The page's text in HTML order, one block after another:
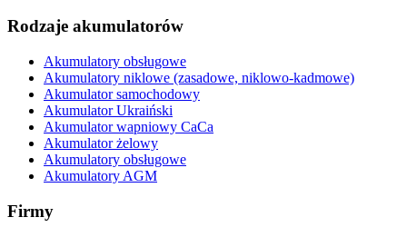
Rodzaje akumulatorów
Akumulatory obsługowe
Akumulatory niklowe (zasadowe, niklowo-kadmowe)
Akumulator samochodowy
Akumulator Ukraiński
Akumulator wapniowy CaCa
Akumulator żelowy
Akumulatory obsługowe
Akumulatory AGM
Firmy